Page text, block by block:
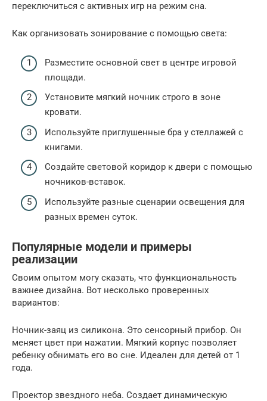
переключиться с активных игр на режим сна.
Как организовать зонирование с помощью света:
Разместите основной свет в центре игровой
площади.
Установите мягкий ночник строго в зоне
кровати.
Используйте приглушенные бра у стеллажей с
книгами.
Создайте световой коридор к двери с помощью
ночников-вставок.
Используйте разные сценарии освещения для
разных времен суток.
Популярные модели и примеры
реализации
Своим опытом могу сказать, что функциональность
важнее дизайна. Вот несколько проверенных
вариантов:
Ночник-заяц из силикона. Это сенсорный прибор. Он
меняет цвет при нажатии. Мягкий корпус позволяет
ребенку обнимать его во сне. Идеален для детей от 1
года.
Проектор звездного неба. Создает динамическую